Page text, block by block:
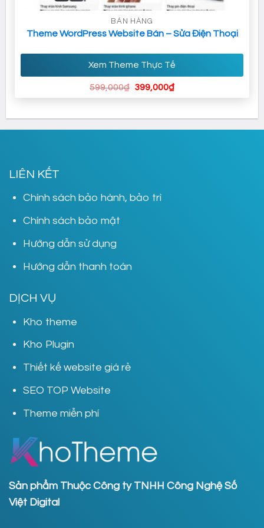
BÁN HÀNG
Theme WordPress Website Bán – Sửa Điện Thoại
Xem Theme Thực Tế
599,000₫ Giá
399,000₫Giá
399,000₫.
LIÊN KẾT
Chính sách bảo hành, bảo trì
Chính sách bảo mật
Hướng dẫn sử dụng
Hướng dẫn thanh toán
DỊCH VỤ
Kho theme
Kho Plugin
Thiết kế website giá rẻ
SEO TOP Website
Theme miễn phí
Sản phẩm Thuộc Công ty TNHH Công Nghệ Số
Việt Digital